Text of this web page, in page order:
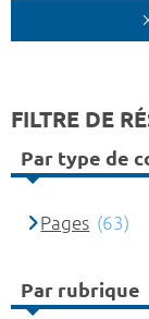
FILTRE DE
Par type de
Pages (63)
Par rubrique